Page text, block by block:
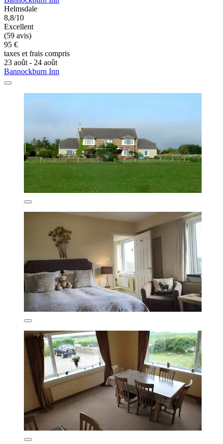
Helmsdale
8,8/10
Excellent
(59 avis)
95 €
taxes et frais compris
23 août - 24 août
Bannockburn Inn